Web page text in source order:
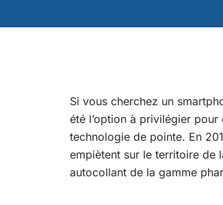
Si vous cherchez un
été l’option à privilégier
technologie de pointe. En
empiètent sur le territoire de
autocollant de la gamme